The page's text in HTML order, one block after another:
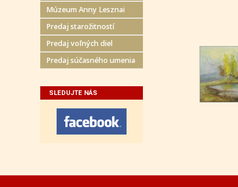
Múzeum Anny Lesznai
Predaj starožitností
Predaj voľných diel
Predaj súčasného umenia
SLEDUJTE NÁS